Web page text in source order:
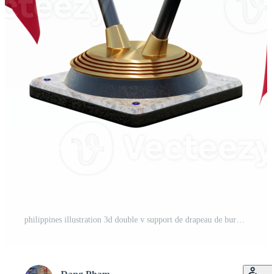
philippines illustration 3d double v support de drapeau de bureau PNG Pro